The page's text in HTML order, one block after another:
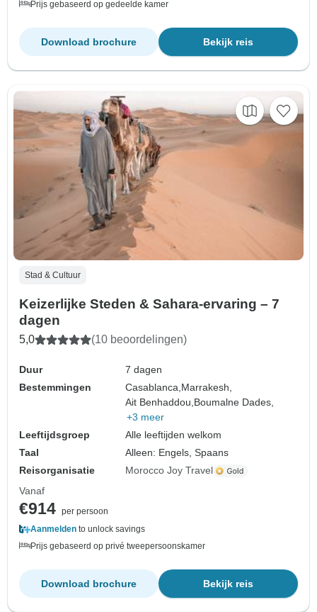
Prijs gebaseerd op gedeelde kamer
Bekijk reis
Download brochure
Stad & Cultuur
Keizerlijke Steden & Sahara-ervaring – 7
dagen
5,0 (10 beoordelingen)
Duur
7 dagen
Bestemmingen
Casablanca,Marrakesh,
Ait Benhaddou,Boumalne Dades,
+3 meer
Leeftijdsgroep
Alle leeftijden welkom
Taal
Alleen: Engels, Spaans
Reisorganisatie
Morocco Joy Travel
Vanaf
€914 per persoon
Aanmelden to unlock savings
Prijs gebaseerd op privé tweepersoonskamer
Bekijk reis
Download brochure